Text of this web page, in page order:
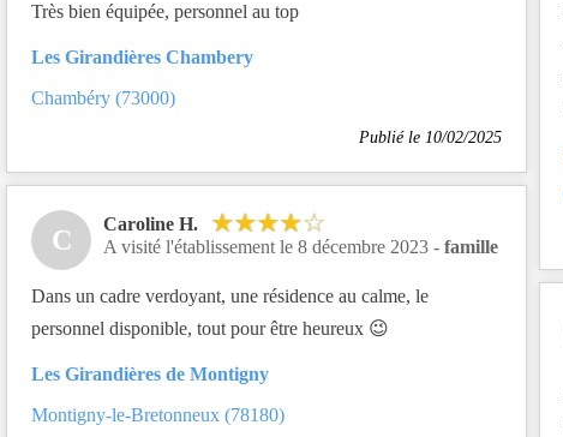
Très bien équipée, personnel au top
Les Girandières Chambery
Chambéry (73000)
Publié le 10/02/2025
C
Caroline H.
A visité l'établissement le 8 décembre 2023 - famille
Dans un cadre verdoyant, une résidence au calme, le
personnel disponible, tout pour être heureux 😉
Les Girandières de Montigny
Montigny-le-Bretonneux (78180)